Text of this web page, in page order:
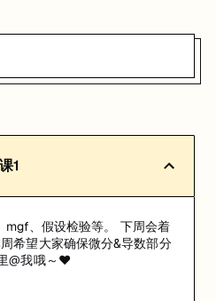
1
、假设检验等。 下周会着
希望大家确保微分&导数部分
@我哦～❤️